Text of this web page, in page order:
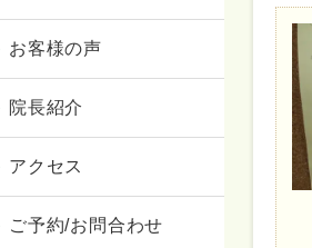
お客様の声
院長紹介
アクセス
ご予約/お問合わせ